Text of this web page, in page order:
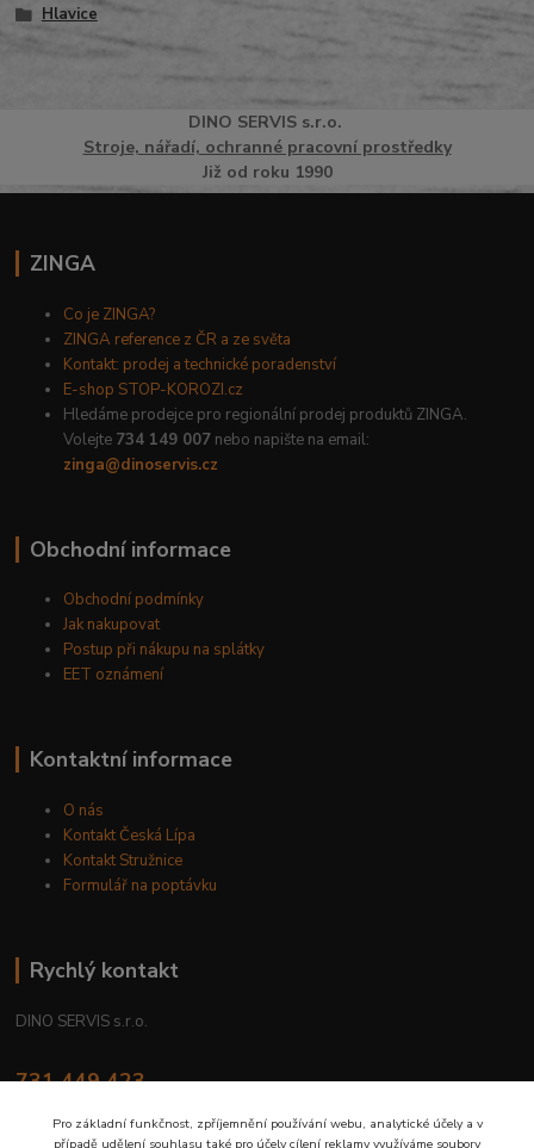
Hlavice
DINO SERVISs.r.o.
Stroje, nářadí, ochranné pracovní prostředky
Již od roku 1990
ZINGA
Co je ZINGA?
ZINGA reference z ČR a ze světa
Kontakt: prodej a technické poradenství
E-shop STOP-KOROZI.cz
Hledáme prodejce pro regionální prodej produktů ZINGA.
Volejte 734 149 007 nebo napište na email:
zinga@dinoservis.cz
Obchodní informace
Obchodní podmínky
Jak nakupovat
Postup při nákupu na splátky
EET oznámení
Kontaktní informace
O nás
Kontakt Česká Lípa
Kontakt Stružnice
Formulář na poptávku
Rychlý kontakt
DINO SERVIS s.r.o.
731 449 423
Pro základní funkčnost, zpříjemnění používání webu, analytické účely a v
případě udělení souhlasu také pro účely cílení reklamy využíváme soubory